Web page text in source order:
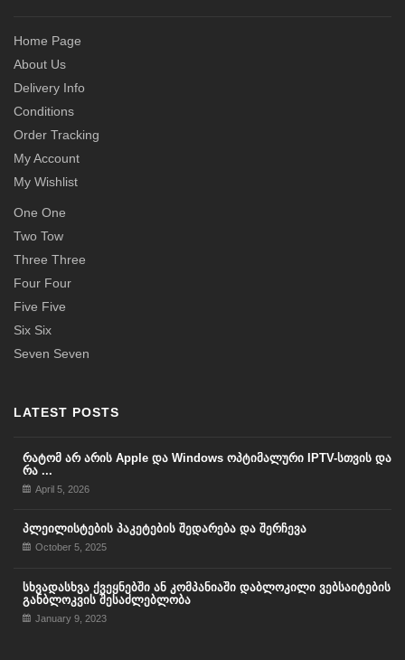
Home Page
About Us
Delivery Info
Conditions
Order Tracking
My Account
My Wishlist
One One
Two Tow
Three Three
Four Four
Five Five
Six Six
Seven Seven
LATEST POSTS
რატომ არ არის Apple და Windows ოპტიმალური IPTV-სთვის და
რა ...
April 5, 2026
პლეილისტების პაკეტების შედარება და შერჩევა
October 5, 2025
სხვადასხვა ქვეყნებში ან კომპანიაში დაბლოკილი ვებსაიტების
განბლოკვის შესაძლებლობა
January 9, 2023